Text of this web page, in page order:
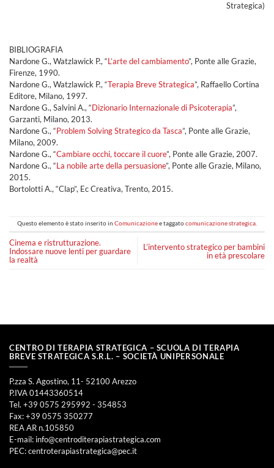
Strategica)
BIBLIOGRAFIA
Nardone G., Watzlawick P., “L’arte del cambiamento”, Ponte alle Grazie,
Firenze, 1990.
Nardone G., Watzlawick P., “Terapia Breve Strategica”, Raffaello Cortina
Editore, Milano, 1997.
Nardone G., Salvini A., “Dizionario Internazionale di Psicoterapia”,
Garzanti, Milano, 2013.
Nardone G., “Problem Solving Strategico da Tasca”, Ponte alle Grazie,
Milano, 2009.
Nardone G., “Cambiare occhi, toccare il cuore”, Ponte alle Grazie, 2007.
Nardone G., “La nobile arte della persuasione”, Ponte alle Grazie, Milano,
2015.
Bortolotti A., “Clap”, Ec Creativa, Trento, 2015.
Questo elemento è stato inserito in Comunicazionee taggatocomunicazione strategica.
Cinema e ristrutturazione.
Indossare nuove lenti per guardare
la realtà
L’intervento strategico per bambini
in età prescolare
CENTRO DI TERAPIA STRATEGICA – SCUOLA DI TERAPIA
BREVE STRATEGICA S.R.L. – SOCIETÀ UNIPERSONALE
P.zza S. Agostino, 11- 52100 Arezzo
P.IVA 01443360514
Tel. +39 0575 295992 - 354853
Fax: +39 0575 350277
REA AR n.105850
E-mail: info@centroditerapiastrategica.com
PEC:centroterapiastrategica@pec.it